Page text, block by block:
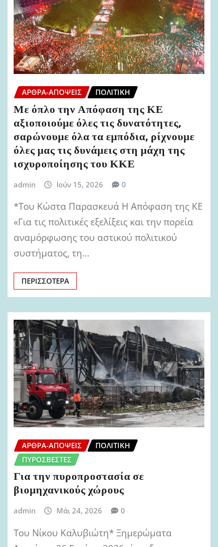
ΆΡΘΡΑ-ΑΠΌΨΕΙΣ ΠΟΛΙΤΙΚΉ
Με όπλο την Απόφαση της ΚΕ
αξιοποιούμε όλες τις δυνατότητες,
σαρώνουμε όλα τα εμπόδια, ρίχνουμε
όλες μας τις δυνάμεις στη μάχη της
ισχυροποίησης του ΚΚΕ
admin Ιούν 15, 2026 0
*Του Κώστα Παρασκευά Η Απόφαση της ΚΕ
«Για τις πολιτικές εξελίξεις και την πορεία
αναμόρφωσης του αστικού πολιτικού
συστήματος, τη…
ΠΕΡΙΣΣΌΤΕΡΑ
ΆΡΘΡΑ-ΑΠΌΨΕΙΣ
ΠΟΛΙΤΙΚΉ
ΠΥΡΟΣΒΈΣΤΕΣ
Για την πυροπροστασία σε
βιομηχανικούς χώρους
admin Μάι 24, 2026 0
Του Νίκου Καλυβιώτη* Ξημερώματα